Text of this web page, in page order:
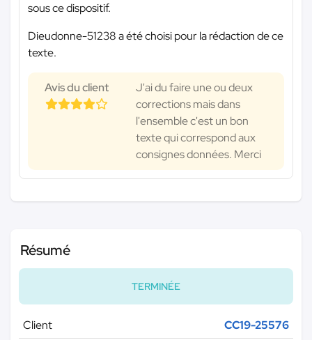
sous ce dispositif.
Dieudonne-51238 a été choisi pour la rédaction de ce
texte.
Avis du client
J'ai du faire une ou deux
corrections mais dans
l'ensemble c'est un bon
texte qui correspond aux
consignes données. Merci
Résumé
TERMINÉE
Client
CC19-25576